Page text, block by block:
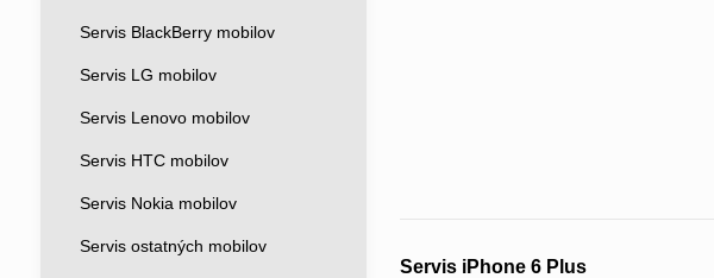
Servis iPhone 6 Plus
Servis BlackBerry mobilov
Servis LG mobilov
Servis Lenovo mobilov
Servis HTC mobilov
Servis Nokia mobilov
Servis ostatných mobilov